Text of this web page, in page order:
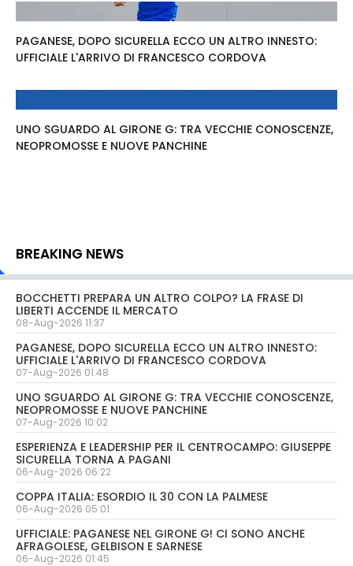
PAGANESE, DOPO SICURELLA ECCO UN ALTRO INNESTO:
UFFICIALE L'ARRIVO DI FRANCESCO CORDOVA
UNO SGUARDO AL GIRONE G: TRA VECCHIE CONOSCENZE,
NEOPROMOSSE E NUOVE PANCHINE
BREAKING NEWS
BOCCHETTI PREPARA UN ALTRO COLPO? LA FRASE DI
LIBERTI ACCENDE IL MERCATO
08-Aug-2026 11:37
PAGANESE, DOPO SICURELLA ECCO UN ALTRO INNESTO:
UFFICIALE L'ARRIVO DI FRANCESCO CORDOVA
07-Aug-2026 01:48
UNO SGUARDO AL GIRONE G: TRA VECCHIE CONOSCENZE,
NEOPROMOSSE E NUOVE PANCHINE
07-Aug-2026 10:02
ESPERIENZA E LEADERSHIP PER IL CENTROCAMPO: GIUSEPPE
SICURELLA TORNA A PAGANI
06-Aug-2026 06:22
COPPA ITALIA: ESORDIO IL 30 CON LA PALMESE
06-Aug-2026 05:01
UFFICIALE: PAGANESE NEL GIRONE G! CI SONO ANCHE
AFRAGOLESE, GELBISON E SARNESE
06-Aug-2026 01:45